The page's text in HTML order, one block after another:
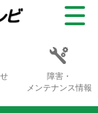
障害・
メンテナンス情報